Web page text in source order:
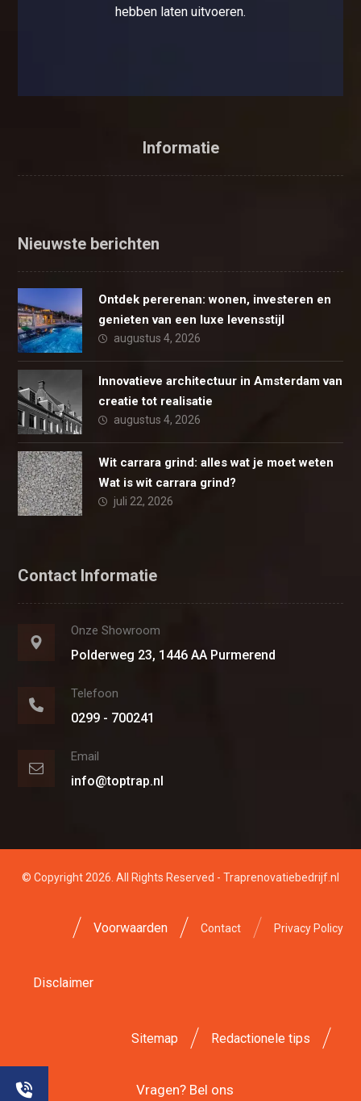
hebben laten uitvoeren.
Informatie
Nieuwste berichten
Ontdek pererenan: wonen, investeren en
genieten van een luxe levensstijl
augustus 4, 2026
Innovatieve architectuur in Amsterdam van
creatie tot realisatie
augustus 4, 2026
Wit carrara grind: alles wat je moet weten
Wat is wit carrara grind?
juli 22, 2026
Contact Informatie
Onze Showroom
Polderweg 23, 1446 AA Purmerend
Telefoon
0299 - 700241
Email
info@toptrap.nl
© Copyright 2026. All Rights Reserved - Traprenovatiebedrijf.nl
Privacy Policy
Contact
Voorwaarden
Disclaimer
Redactionele tips
Sitemap
Vragen? Bel ons